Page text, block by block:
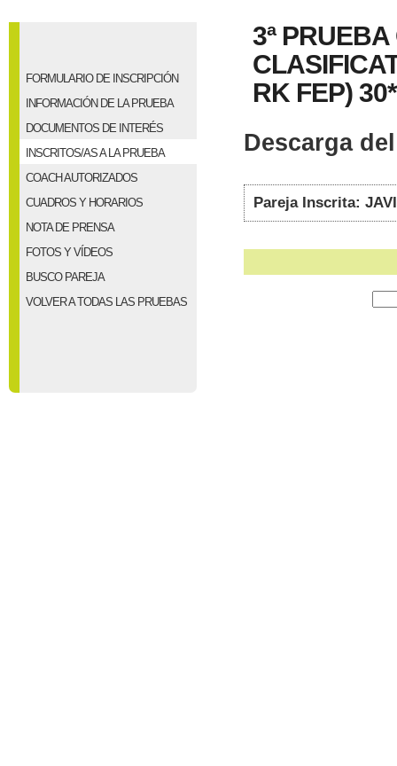
FORMULARIO DE INSCRIPCIÓN
INFORMACIÓN DE LA PRUEBA
DOCUMENTOS DE INTERÉS
INSCRITOS/AS A LA PRUEBA
COACH AUTORIZADOS
CUADROS Y HORARIOS
NOTA DE PRENSA
FOTOS Y VÍDEOS
BUSCO PAREJA
VOLVER A TODAS LAS PRUEBAS
3ª
RK FEP) 30*
Descarga
Pareja Inscrita: